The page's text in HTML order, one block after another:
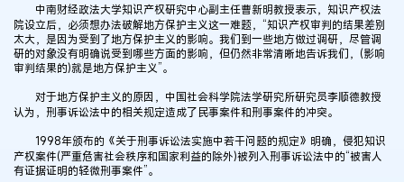
中南财经政法大学知识产权研究中心副主任曹新明教授表示，知识产权法
院设立后，必须想办法破解地方保护主义这一难题，“知识产权审判的结果差别
太大，是因为受到了地方保护主义的影响。我们到一些地方做过调研，尽管调
研的对象没有明确说受到哪些方面的影响，但仍然非常清晰地告诉我们，(影响
审判结果的)就是地方保护主义”。
对于地方保护主义的原因，中国社会科学院法学研究所研究员李顺德教授
认为，刑事诉讼法中的相关规定造成了民事案件和刑事案件的冲突。
1998年颁布的《关于刑事诉讼法实施中若干问题的规定》明确，侵犯知识
产权案件(严重危害社会秩序和国家利益的除外)被列入刑事诉讼法中的“被害人
有证据证明的轻微刑事案件”。